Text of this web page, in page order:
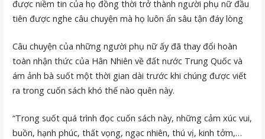
được niềm tin của họ đồng thời trở thành người phụ nữ đầu
tiên được nghe câu chuyện mà họ luôn ẩn sâu tận đáy lòng
Câu chuyện của những người phụ nữ ấy đã thay đổi hoàn
toàn nhận thức của Hân Nhiên về đất nước Trung Quốc và
ám ảnh bà suốt một thời gian dài trước khi chúng được viết
ra trong cuốn sách khó thế nào quên này.
“Trong suốt quá trình đọc cuốn sách này, những cảm xúc vui,
buồn, hạnh phúc, thất vọng, ngạc nhiên, thú vị, kinh tởm,…